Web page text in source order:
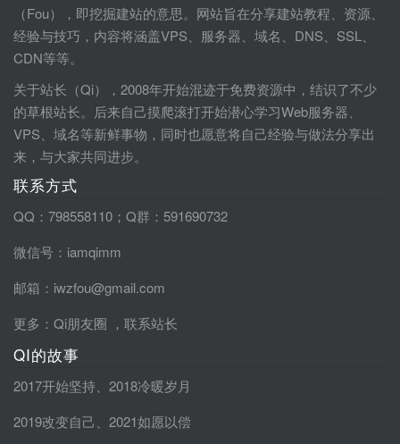
（Fou），即挖掘建站的意思。网站旨在分享建站教程、资源、
经验与技巧，内容将涵盖VPS、服务器、域名、DNS、SSL、
CDN等等。
关于站长（Qi），2008年开始混迹于免费资源中，结识了不少
的草根站长。后来自己摸爬滚打开始潜心学习Web服务器、
VPS、域名等新鲜事物，同时也愿意将自己经验与做法分享出
来，与大家共同进步。
联系方式
QQ：798558110；Q群：591690732
微信号：iamqimm
邮箱：iwzfou@gmail.com
更多： Qi朋友圈 ， 联系站长
QI的故事
2017开始坚持
2018冷暖岁月
2019改变自己
2021如愿以偿